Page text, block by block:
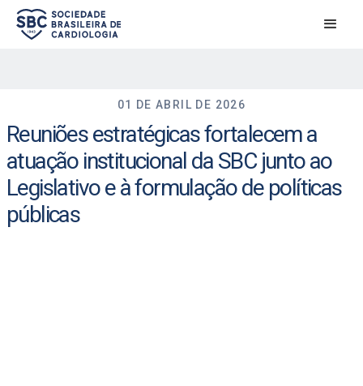
01 DE ABRIL DE 2026
Reuniões estratégicas fortalecem a
atuação institucional da SBC junto ao
Legislativo e à formulação de políticas
públicas